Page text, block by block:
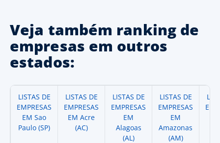
Veja também ranking de
empresas em outros
estados:
LISTAS DE
EMPRESAS
EM Sao
Paulo (SP)
LISTAS DE
EMPRESAS
EM Acre
(AC)
LISTAS DE
EMPRESAS
EM
Alagoas
(AL)
LISTAS DE
EMPRESAS
EM
Amazonas
(AM)